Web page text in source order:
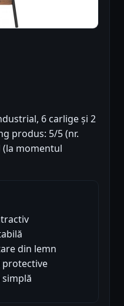
6 carlige și 2
produs: 5/5 (nr.
(la momentul
din lemn
protective